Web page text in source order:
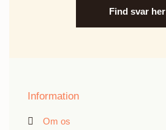
Find svar her
Information
Om os